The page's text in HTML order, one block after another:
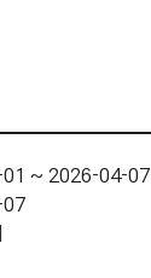
01 ~ 2026-04-07
07